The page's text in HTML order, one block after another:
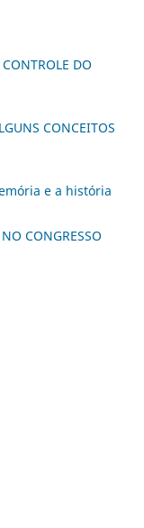
DO
CONCEITOS
e a história
CONGRESSO